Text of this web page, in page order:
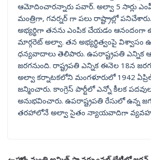
ఆమోదించారన్నారు పవార్. అల్వా 5 సార్లు
మంత్రిగా, గవర్నర్ గా పలు రాష్ట్రాల్లో
అభ్యర్థిగా తనను ఎంపిక చేయడం ఆనందంగా
మార్గరెట్ అల్వా. తన అభ్యర్థిత్వంపై విశ్వాసం
ధన్యవాదాలు తెలిపారు. ఉపరాష్ట్రపతి ఎన్నిక
జరగనుంది. రాష్ట్రపతి ఎన్నిక ఈనెల 18న
అల్వా కర్నాటకలోని మంగళూరులో 1942
జన్మించారు. కాంగ్రెస్ పార్టీలో ఎన్నో కీలక
అనుభవించారు. ఉపరాష్ట్రపతి రేసులో ఉన్న
తరహాలోనే అల్వా సైతం న్యాయవాదిగా